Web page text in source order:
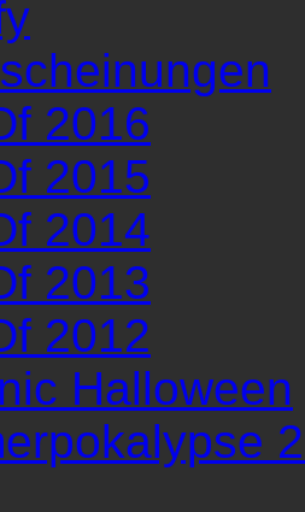
2016
2015
2014
2013
2012
Halloween